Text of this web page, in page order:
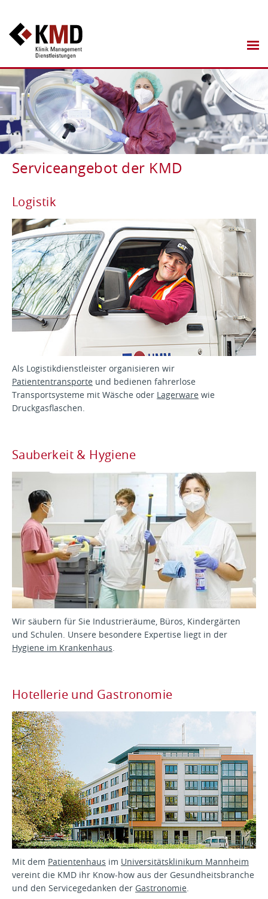
Serviceangebot der KMD
Logistik
Als Logistikdienstleister organisieren wir
Patiententransporte und bedienen fahrerlose
Transportsysteme mit Wäsche oder Lagerware wie
Druckgasflaschen.
Sauberkeit & Hygiene
Wir säubern für Sie Industrieräume, Büros, Kindergärten
und Schulen. Unsere besondere Expertise liegt in der
Hygiene im Krankenhaus
Hotellerie und Gastronomie
Mit dem Patientenhaus im Universitätsklinikum Mannheim
vereint die KMD ihr Know-how aus der Gesundheitsbranche
und den Servicegedanken der Gastronomie